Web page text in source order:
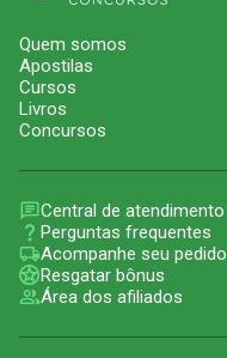
Quem somos
Apostilas
Cursos
Livros
Concursos
Central de atendimento
Perguntas frequentes
Acompanhe seu pedido
Resgatar bônus
Área dos afiliados